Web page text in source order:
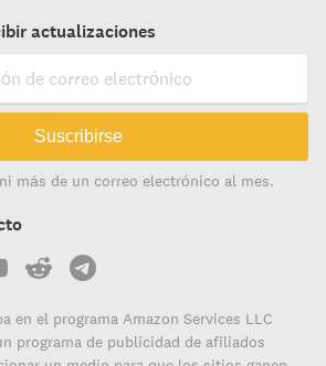
actualizaciones
Suscribirse
más de un correo electrónico al mes.
en el programa Amazon Services LLC
programa de publicidad de afiliados